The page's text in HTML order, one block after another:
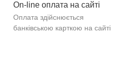
On-line оплата на сайті
Оплата здійснюється
банківською карткою на сайті